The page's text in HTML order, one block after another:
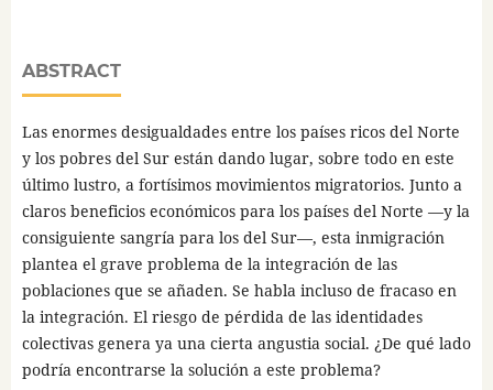
ABSTRACT
Las enormes desigualdades entre los países ricos del Norte
y los pobres del Sur están dando lugar, sobre todo en este
último lustro, a fortísimos movimientos migratorios. Junto a
claros beneficios económicos para los países del Norte —y la
consiguiente sangría para los del Sur—, esta inmigración
plantea el grave problema de la integración de las
poblaciones que se añaden. Se habla incluso de fracaso en
la integración. El riesgo de pérdida de las identidades
colectivas genera ya una cierta angustia social. ¿De qué lado
podría encontrarse la solución a este problema?